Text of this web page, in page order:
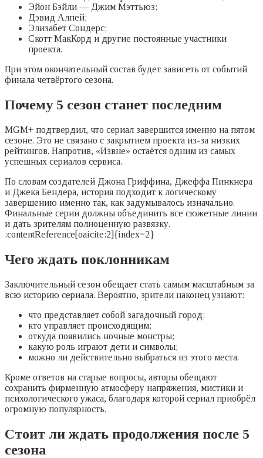
Эйон Бэйли — Джим Мэттьюз;
Дэвид Алпей;
Элизабет Сондерс;
Скотт МакКорд и другие постоянные участники
проекта.
При этом окончательный состав будет зависеть от событий
финала четвёртого сезона.
Почему 5 сезон станет последним
MGM+ подтвердил, что сериал завершится именно на пятом
сезоне. Это не связано с закрытием проекта из-за низких
рейтингов. Напротив, «Извне» остаётся одним из самых
успешных сериалов сервиса.
По словам создателей Джона Гриффина, Джеффа Пинкнера
и Джека Бендера, история подходит к логическому
завершению именно так, как задумывалось изначально.
Финальные серии должны объединить все сюжетные линии
и дать зрителям полноценную развязку.
:contentReference[oaicite:2]{index=2}
Чего ждать поклонникам
Заключительный сезон обещает стать самым масштабным за
всю историю сериала. Вероятно, зрители наконец узнают:
что представляет собой загадочный город;
кто управляет происходящим;
откуда появились ночные монстры;
какую роль играют дети и символы;
можно ли действительно выбраться из этого места.
Кроме ответов на старые вопросы, авторы обещают
сохранить фирменную атмосферу напряжения, мистики и
психологического ужаса, благодаря которой сериал приобрёл
огромную популярность.
Стоит ли ждать продолжения после 5
сезона